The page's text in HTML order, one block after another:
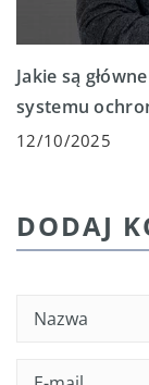
Jakie są
systemu
12/10/2025
DODAJ